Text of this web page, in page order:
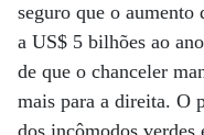
seguro que o
a US$ 5 bilhões ao
de que o chanceler
mais para a direita. O
dos incômodos